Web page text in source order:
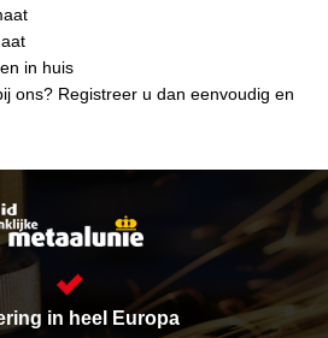
in huis
ons? Registreer u dan eenvoudig en
in heel Europa